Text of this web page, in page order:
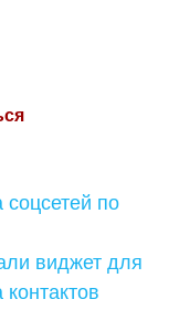
по
виджет для